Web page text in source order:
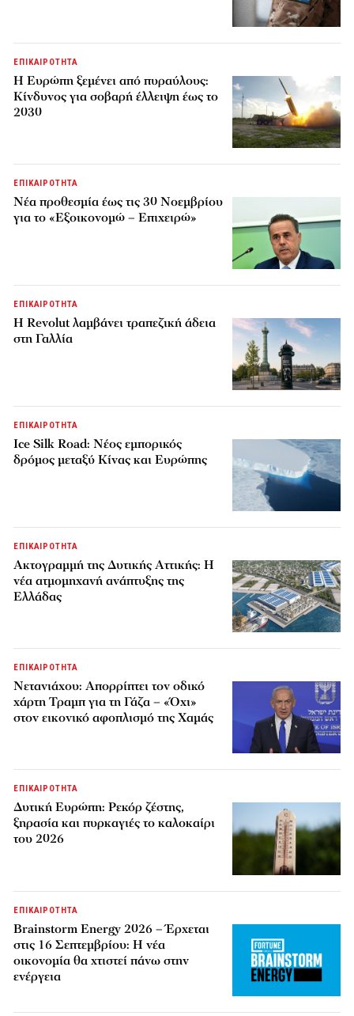
ΕΠΙΚΑΙΡΟΤΗΤΑ
H Ευρώπη ξεμένει από πυραύλους:
Κίνδυνος για σοβαρή έλλειψη έως το
2030
ΕΠΙΚΑΙΡΟΤΗΤΑ
Νέα προθεσμία έως τις 30 Νοεμβρίου
για το «Εξοικονομώ – Επιχειρώ»
ΕΠΙΚΑΙΡΟΤΗΤΑ
Η Revolut λαμβάνει τραπεζική άδεια
στη Γαλλία
ΕΠΙΚΑΙΡΟΤΗΤΑ
Ice Silk Road: Nέος εμπορικός
δρόμος μεταξύ Κίνας και Ευρώπης
ΕΠΙΚΑΙΡΟΤΗΤΑ
Ακτογραμμή της Δυτικής Αττικής: Η
νέα ατμομηχανή ανάπτυξης της
Ελλάδας
ΕΠΙΚΑΙΡΟΤΗΤΑ
Νετανιάχου: Απορρίπτει τον οδικό
χάρτη Τραμπ για τη Γάζα – «Όχι»
στον εικονικό αφοπλισμό της Χαμάς
ΕΠΙΚΑΙΡΟΤΗΤΑ
Δυτική Ευρώπη: Ρεκόρ ζέστης,
ξηρασία και πυρκαγιές το καλοκαίρι
του 2026
ΕΠΙΚΑΙΡΟΤΗΤΑ
Brainstorm Energy 2026 – Έρχεται
στις 16 Σεπτεμβρίου: Η νέα
οικονομία θα χτιστεί πάνω στην
ενέργεια